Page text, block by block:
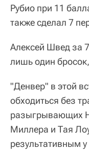
Рубио при 11
также сделал 7
Алексей Швед за
лишь один
"Денвер" в этой
обходиться без
разыгрывающих
Миллера и Тая
результативным